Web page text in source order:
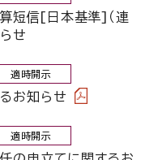
短信[日本基準]（連
せ
適時開示
お知らせ
適時開示